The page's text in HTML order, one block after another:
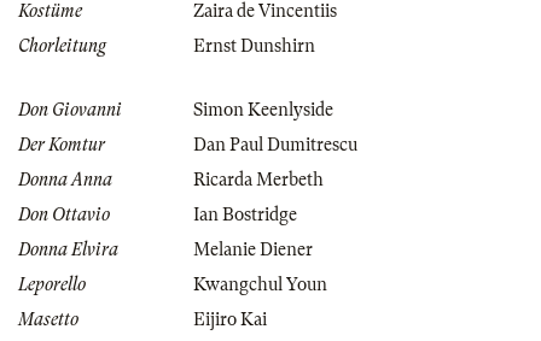
Kostüme
Zaira de Vincentiis
Chorleitung
Ernst Dunshirn
Don Giovanni
Simon Keenlyside
Der Komtur
Dan Paul Dumitrescu
Donna Anna
Ricarda Merbeth
Don Ottavio
Ian Bostridge
Donna Elvira
Melanie Diener
Leporello
Kwangchul Youn
Masetto
Eijiro Kai